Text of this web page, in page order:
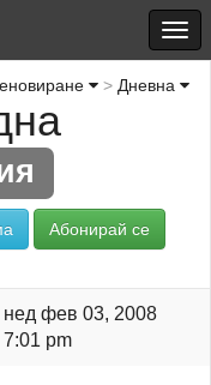
Дневна
Абонирай се
нед фев 03, 2008
7:01 pm